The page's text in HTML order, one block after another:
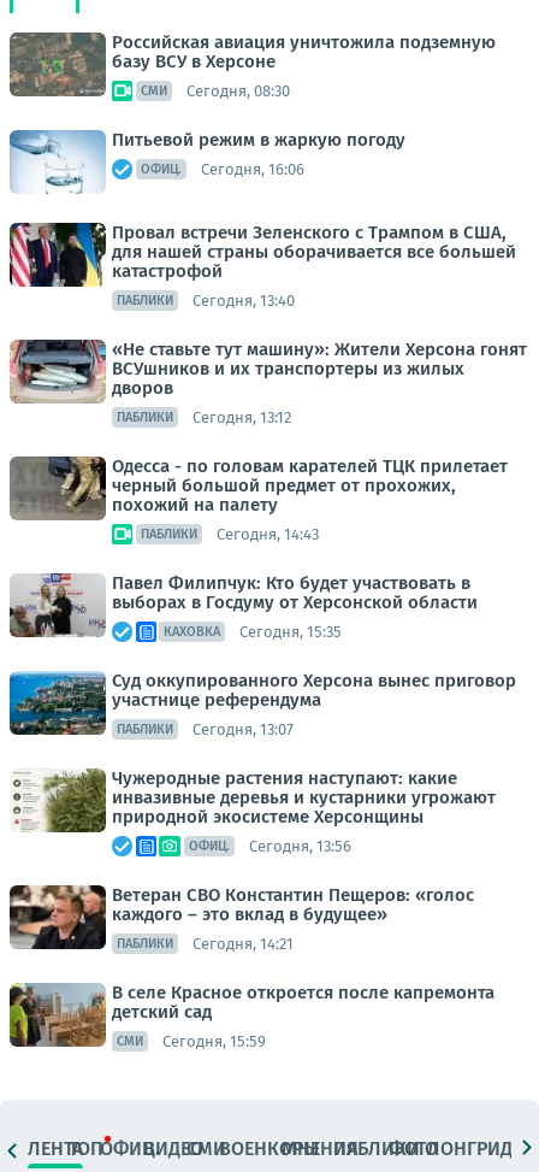
Российская авиация уничтожила подземную
базу ВСУ в Херсоне
СМИ Сегодня, 08:30
Питьевой режим в жаркую погоду
ОФИЦ. Сегодня, 16:06
Провал встречи Зеленского с Трампом в США,
для нашей страны оборачивается все большей
катастрофой
ПАБЛИКИ Сегодня, 13:40
«Не ставьте тут машину»: Жители Херсона гонят
ВСУшников и их транспортеры из жилых
дворов
ПАБЛИКИ Сегодня, 13:12
Одесса - по головам карателей ТЦК прилетает
черный большой предмет от прохожих,
похожий на палету
ПАБЛИКИ Сегодня, 14:43
Павел Филипчук: Кто будет участвовать в
выборах в Госдуму от Херсонской области
КАХОВКА Сегодня, 15:35
Суд оккупированного Херсона вынес приговор
участнице референдума
ПАБЛИКИ Сегодня, 13:07
Чужеродные растения наступают: какие
инвазивные деревья и кустарники угрожают
природной экосистеме Херсонщины
ОФИЦ. Сегодня, 13:56
Ветеран СВО Константин Пещеров: «голос
каждого – это вклад в будущее»
ПАБЛИКИ Сегодня, 14:21
В селе Красное откроется после капремонта
детский сад
СМИ Сегодня, 15:59
ЛЕНТАТОПОФИЦ.ВИДЕОСМИВОЕНКОРЫМНЕНИЯПАБЛИКИ
ФОТОЛОНГРИДЫ